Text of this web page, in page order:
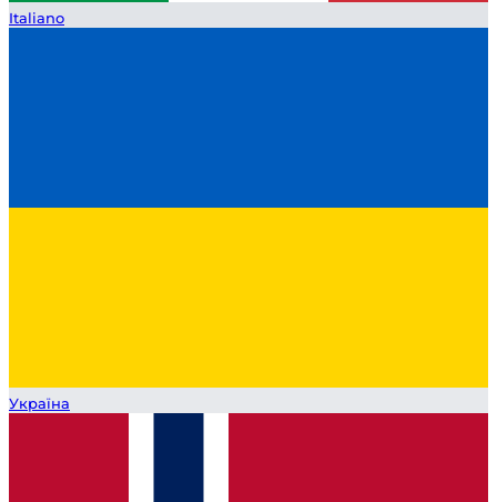
Italiano
Україна